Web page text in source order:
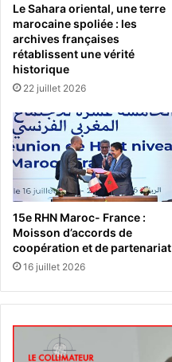
Le Sahara oriental, une terre
marocaine spoliée : les
archives françaises
rétablissent une vérité
historique
22 juillet 2026
15e RHN Maroc- France :
Moisson d’accords de
coopération et de partenariat
16 juillet 2026